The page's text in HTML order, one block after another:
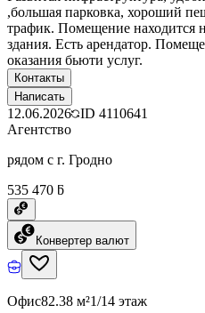
,большая парковка, хороший
трафик. Помещение находится
здания. Есть арендатор.
оказания бьюти услуг.
Контакты
Написать
12.06.2026 ID 4110641
Агентство
рядом с г. Гродно
535 470 ƃ
Конвертер валют
Офис82.38 м²1/14 этаж